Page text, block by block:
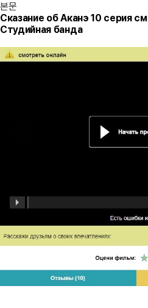
본문
Сказание об Аканэ 10 серия
Студийная банда